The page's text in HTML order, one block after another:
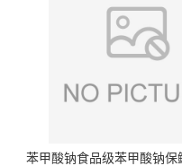
苯甲酸钠食品级苯甲酸钠保